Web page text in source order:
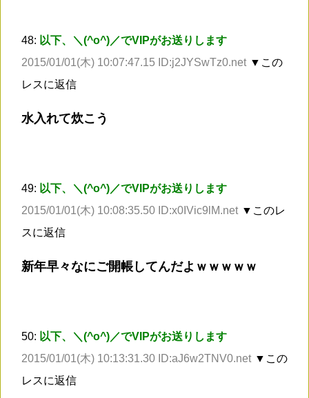
48: 以下、＼(^o^)／でVIPがお送りします
2015/01/01(木) 10:07:47.15 ID:j2JYSwTz0.net ▼この
レスに返信
水入れて炊こう
49: 以下、＼(^o^)／でVIPがお送りします
2015/01/01(木) 10:08:35.50 ID:x0IVic9lM.net ▼このレ
スに返信
新年早々なにご開帳してんだよｗｗｗｗｗ
50: 以下、＼(^o^)／でVIPがお送りします
2015/01/01(木) 10:13:31.30 ID:aJ6w2TNV0.net ▼この
レスに返信